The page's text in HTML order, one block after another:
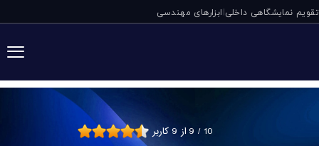
تقویم نمایشگاهی داخلی|ابزارهای مهندسی
گریس پمپ برقی ۹۸۹ دروپسا ایتالیا 9 / 10 از 9 کاربر